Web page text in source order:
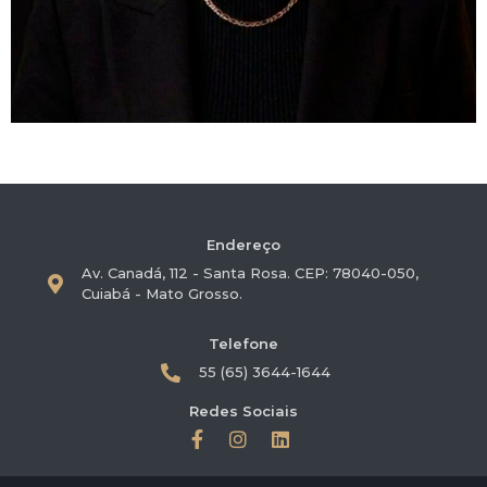
Endereço
Av. Canadá, 112 - Santa Rosa. CEP: 78040-050,
Cuiabá - Mato Grosso.
Telefone
55 (65) 3644-1644
Redes Sociais